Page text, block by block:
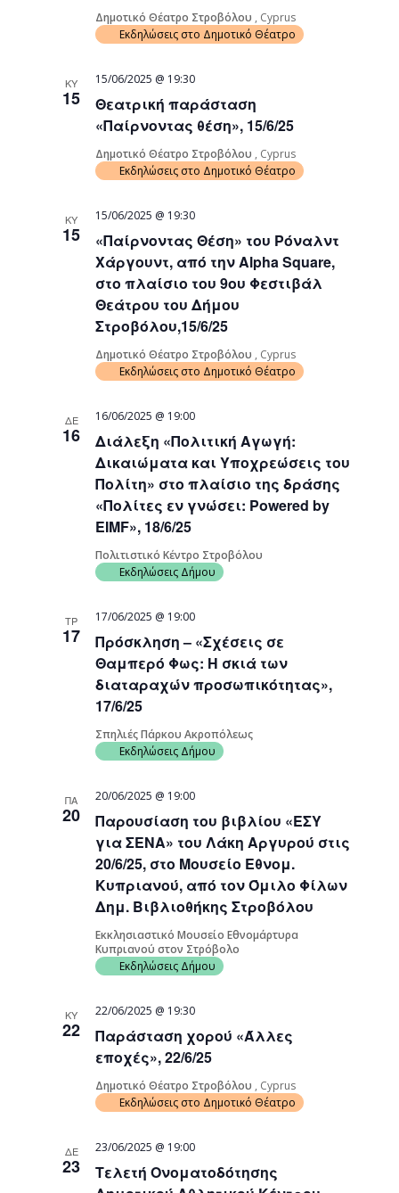
Δημοτικό Θέατρο Στροβόλου , Cyprus
Εκδηλώσεις στο Δημοτικό Θέατρο
ΚΥ
15
Θεατρική παράσταση
«Παίρνοντας θέση», 15/6/25
15/06/2025 @ 19:30
Δημοτικό Θέατρο Στροβόλου , Cyprus
Εκδηλώσεις στο Δημοτικό Θέατρο
ΚΥ
15
«Παίρνοντας Θέση» του Ρόναλντ
Χάργουντ, από την Alpha Square,
στο πλαίσιο του 9ου Φεστιβάλ
Θεάτρου του Δήμου
Στροβόλου,15/6/25
15/06/2025 @ 19:30
Δημοτικό Θέατρο Στροβόλου , Cyprus
Εκδηλώσεις στο Δημοτικό Θέατρο
ΔΕ
16
Διάλεξη «Πολιτική Αγωγή:
Δικαιώματα και Υποχρεώσεις του
Πολίτη» στο πλαίσιο της δράσης
«Πολίτες εν γνώσει: Powered by
EIMF», 18/6/25
16/06/2025 @ 19:00
Πολιτιστικό Κέντρο Στροβόλου
Εκδηλώσεις Δήμου
ΤΡ
17
Πρόσκληση – «Σχέσεις σε
Θαμπερό Φως: Η σκιά των
διαταραχών προσωπικότητας»,
17/6/25
17/06/2025 @ 19:00
Σπηλιές Πάρκου Ακροπόλεως
Εκδηλώσεις Δήμου
ΠΑ
20
Παρουσίαση του βιβλίου «ΕΣΥ
για ΣΕΝΑ» του Λάκη Αργυρού στις
20/6/25, στο Μουσείο Εθνομ.
Κυπριανού, από τον Όμιλο Φίλων
Δημ. Βιβλιοθήκης Στροβόλου
20/06/2025 @ 19:00
Εκκλησιαστικό Μουσείο Εθνομάρτυρα
Κυπριανού στον Στρόβολο
Εκδηλώσεις Δήμου
ΚΥ
22
Παράσταση χορού «Άλλες
εποχές», 22/6/25
22/06/2025 @ 19:30
Δημοτικό Θέατρο Στροβόλου , Cyprus
Εκδηλώσεις στο Δημοτικό Θέατρο
ΔΕ
23
Τελετή Ονοματοδότησης
23/06/2025 @ 19:00